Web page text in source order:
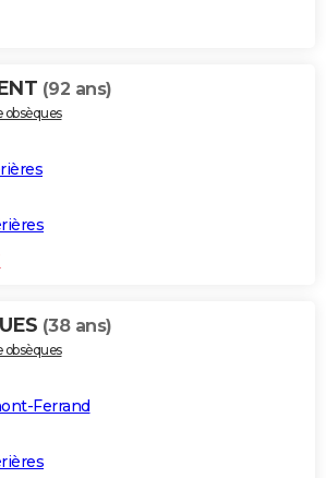
(92 ans)
(38 ans)
Ferrand